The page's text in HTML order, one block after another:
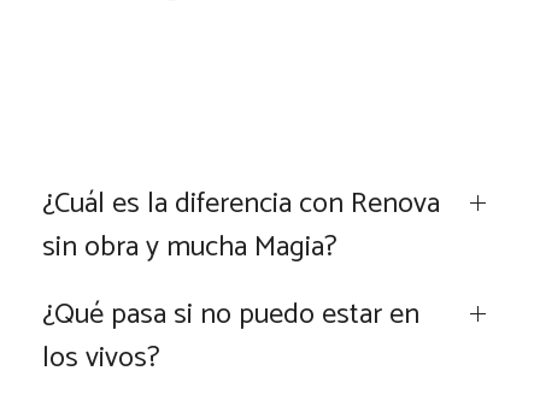
¿Cuál es la diferencia con Renova
sin obra y mucha Magia?
¿Qué pasa si no puedo estar en
los vivos?